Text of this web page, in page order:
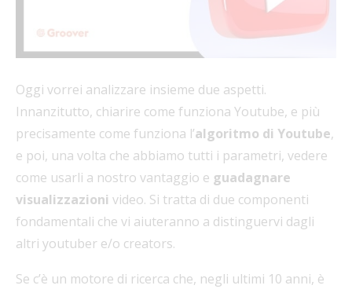
Oggi vorrei analizzare insieme due aspetti.
Innanzitutto, chiarire come funziona Youtube, e più
precisamente come funziona l’algoritmo di Youtube,
e poi, una volta che abbiamo tutti i parametri, vedere
come usarli a nostro vantaggio e guadagnare
visualizzazioni video. Si tratta di due componenti
fondamentali che vi aiuteranno a distinguervi dagli
altri youtuber e/o creators.
Se c’è un motore di ricerca che, negli ultimi 10 anni, è